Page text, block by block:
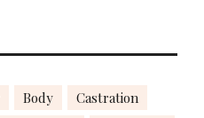
Body
Castration